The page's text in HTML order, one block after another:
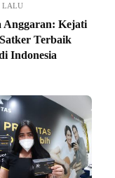
LALU
Anggaran: Kejati
Terbaik
Indonesia